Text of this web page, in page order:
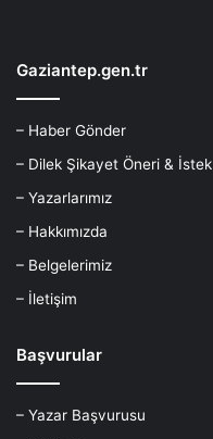
Gaziantep.gen.tr
– Haber Gönder
– Dilek Şikayet Öneri & İstek
– Yazarlarımız
– Hakkımızda
– Belgelerimiz
– İletişim
Başvurular
– Yazar Başvurusu